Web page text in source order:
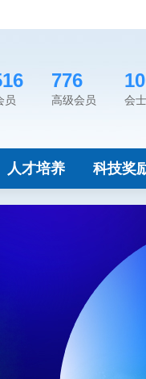
员
776
高级会员 会士
人才培养 科技奖